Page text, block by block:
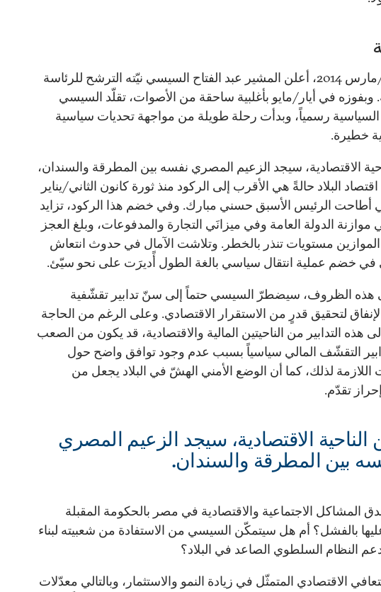
في آذار/مارس 2014، أعلن المشير عبد الفتاح السيسي نيّته الترشح للرئاسة
وبفوزه في أيار/مايو بأغلبية ساحقة من الأصوات، تقلّد السيسي
رسمياً، وبدأت رحلة طويلة من مواجهة تحديات سياسية
خطيرة.
الاقتصادية، سيجد الزعيم المصري نفسه بين المطرقة والسندان،
البلاد حالةً هي الأقرب إلى الركود منذ ثورة كانون الثاني/يناير
التي أطاحت الرئيس الأسبق حسني مبارك. وفي خضم هذا الركود، تزايد
موازنة الدولة العامة وفي ميزانَي التجارة والمدفوعات، وبلغ العجز
مستويات تنذر بالخطر. وتلاشت الآمال في حدوث انتعاش
في خضم عملية انتقال سياسي بالغة الطول أًديرَت على نحو سيّئ.
هذه الظروف، سيضطرّ السيسي حتماً إلى سنّ تدابير تقشّفية
لتحقيق قدرٍ من الاستقرار الاقتصادي. وعلى الرغم من الحاجة
هذه التدابير من الناحيتين المالية والاقتصادية، قد يكون من الصعب
التقشّف المالي سياسياً بسبب عدم وجود توافق واضح حول
اللازمة لذلك، كما أن الوضع الأمني الهشّ في البلاد يجعل من
تقدّم.
الناحية الاقتصادية، سيجد الزعيم المصري
بين المطرقة والسندان.
المشاكل الاجتماعية والاقتصادية في مصر بالحكومة المقبلة
بالفشل؟ أم هل سيتمكّن السيسي من الاستفادة من شعبيته لبناء
النظام السلطوي الصاعد في البلاد؟
الاقتصادي المتمثّل في زيادة النمو والاستثمار، وبالتالي معدّلات